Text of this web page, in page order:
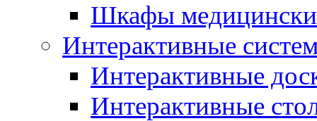
Шкафы
Интерактивные
Интерактивные
Интерактивные